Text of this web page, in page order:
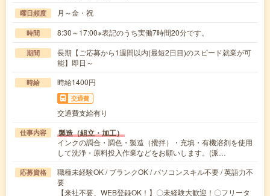
曜日頻度 月～金・祝
時間 8:30～17:00※表記のうち実働7時間20分です。
期間
長期【ご応募から1週間以内(最短2日目)のスピード就業が可
能】即日～
時給 時給1400円
交通費
交通費支給有り
仕事内容 製造（組立・加工）
インクの調合・調色・製造（攪拌）・充填・有機溶剤を使用
して洗浄・原料投入作業などをお願いします。(派…
応募資格
職種未経験OK / ブランクOK / パソコンスキル不要 / 英語力不
要
【来社不要、WEB登録OK！】〇未経験大歓迎！〇フリータ